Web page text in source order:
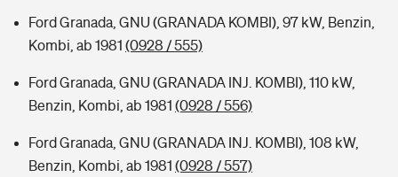
Ford Granada, GNU (GRANADA KOMBI), 97 kW, Benzin,
Kombi, ab 1981 (0928 / 555)
Ford Granada, GNU (GRANADA INJ. KOMBI), 110 kW,
Benzin, Kombi, ab 1981 (0928 / 556)
Ford Granada, GNU (GRANADA INJ. KOMBI), 108 kW,
Benzin, Kombi, ab 1981 (0928 / 557)